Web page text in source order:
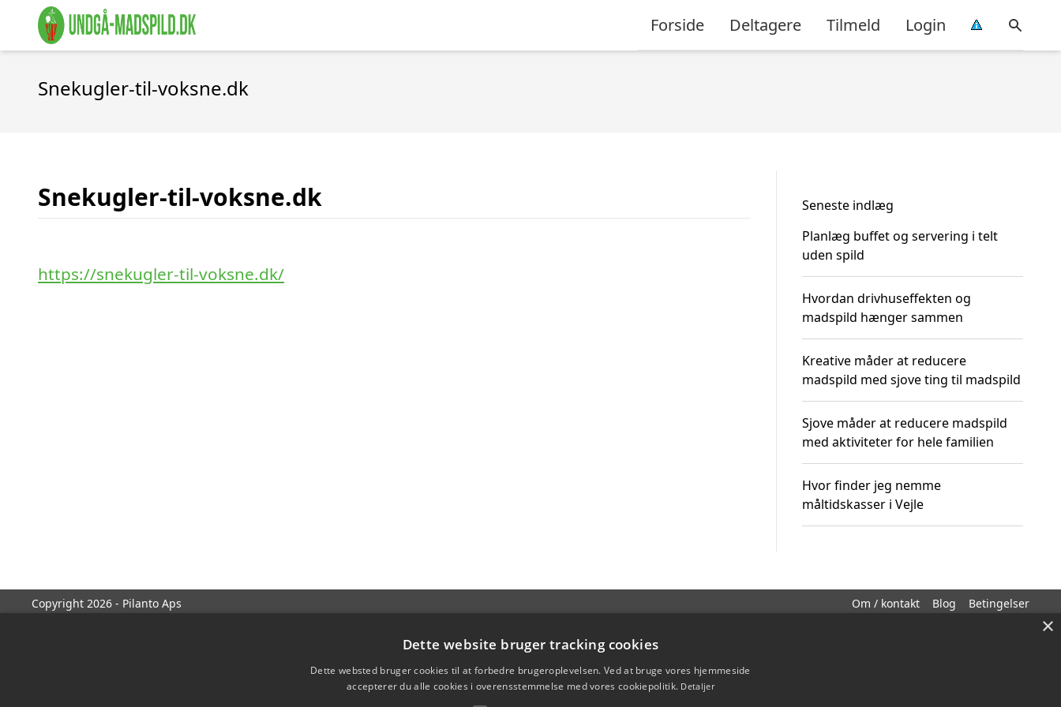
Forside Deltagere Tilmeld Login
Snekugler-til-voksne.dk
Snekugler-til-voksne.dk
https://snekugler-til-voksne.dk/
Seneste indlæg
Planlæg buffet og servering i telt
uden spild
Hvordan drivhuseffekten og
madspild hænger sammen
Kreative måder at reducere
madspild med sjove ting til madspild
Sjove måder at reducere madspild
med aktiviteter for hele familien
Hvor finder jeg nemme
måltidskasser i Vejle
Copyright 2026 - Pilanto Aps Om / kontakt Blog Betingelser
×
Dette website bruger tracking cookies
Dette websted bruger cookies til at forbedre brugeroplevelsen. Ved at bruge vores hjemmeside
accepterer du alle cookies i overensstemmelse med vores cookiepolitik. Detaljer